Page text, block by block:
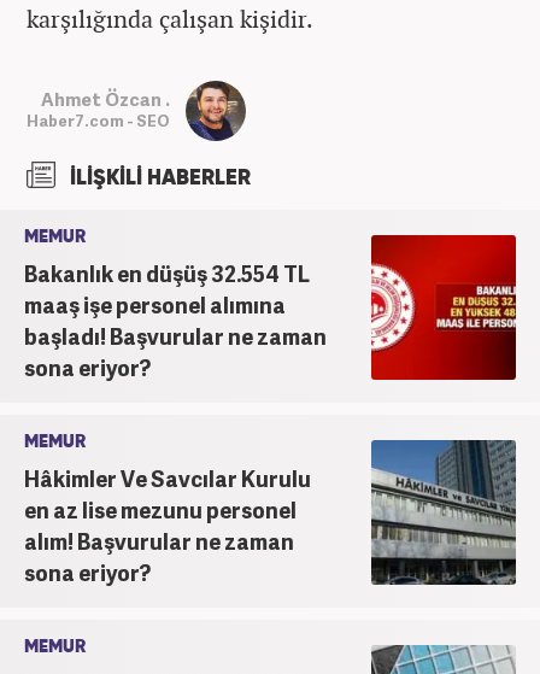
karşılığında çalışan kişidir.
Ahmet Özcan .
Haber7.com - SEO
İLİŞKİLİ HABERLER
MEMUR
Bakanlık en düşüş 32.554 TL
maaş işe personel alımına
başladı! Başvurular ne zaman
sona eriyor?
MEMUR
Hâkimler Ve Savcılar Kurulu
en az lise mezunu personel
alım! Başvurular ne zaman
sona eriyor?
MEMUR